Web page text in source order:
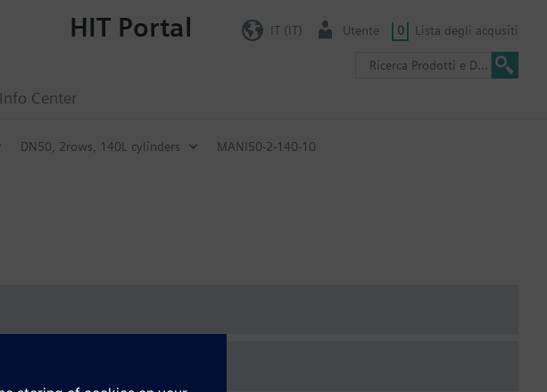
Info Center
HIT Portal IT (IT) Utente 0 Lista degli acqusiti
DN50, 2rows, 140L cylinders MANI50-2-140-10